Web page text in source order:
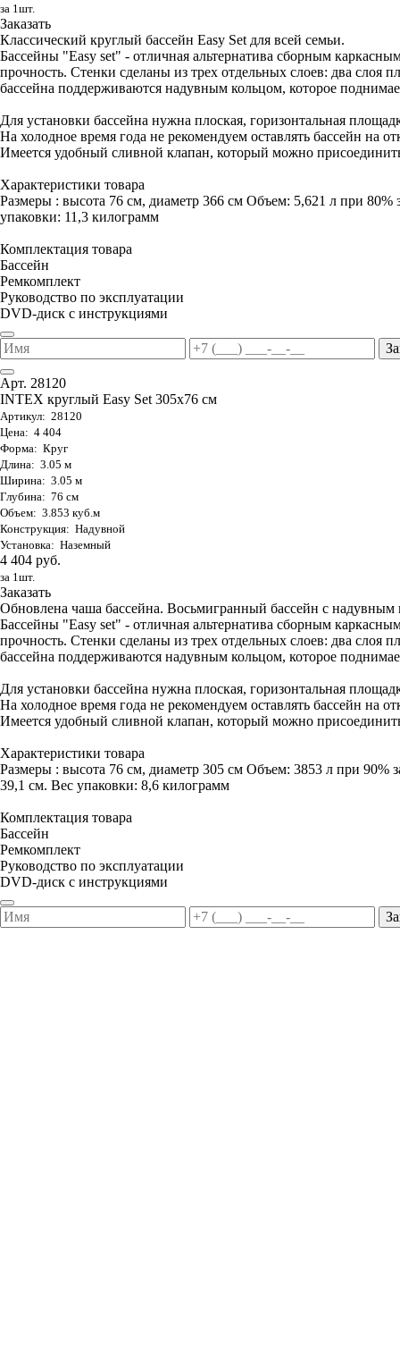
за 1шт.
Заказать
Классический круглый бассейн Easy Set для всей семьи.
Бассейны "Easy set" - отличная альтернатива сборным
прочность. Стенки сделаны из трех отдельных слоев: два
бассейна поддерживаются надувным кольцом, которое
Для установки бассейна нужна плоская, горизонтальная
На холодное время года не рекомендуем оставлять бассейн на
Имеется удобный сливной клапан, который можно
Характеристики товара
Размеры : высота 76 см, диаметр 366 см Объем: 5,621 л при
упаковки: 11,3 килограмм
Комплектация товара
Бассейн
Ремкомплект
Руководство по эксплуатации
DVD-диск с инструкциями
Арт. 28120
INTEX круглый Easy Set 305х76 см
Артикул: 28120
Цена: 4 404
Форма: Круг
Длина: 3.05 м
Ширина: 3.05 м
Глубина: 76 см
Объем: 3.853 куб.м
Конструкция: Надувной
Установка: Наземный
4 404 руб.
за 1шт.
Заказать
Обновлена чаша бассейна. Восьмигранный бассейн с надувным
Бассейны "Easy set" - отличная альтернатива сборным
прочность. Стенки сделаны из трех отдельных слоев: два
бассейна поддерживаются надувным кольцом, которое
Для установки бассейна нужна плоская, горизонтальная
На холодное время года не рекомендуем оставлять бассейн на
Имеется удобный сливной клапан, который можно
Характеристики товара
Размеры : высота 76 см, диаметр 305 см Объем: 3853 л при 90%
39,1 см. Вес упаковки: 8,6 килограмм
Комплектация товара
Бассейн
Ремкомплект
Руководство по эксплуатации
DVD-диск с инструкциями